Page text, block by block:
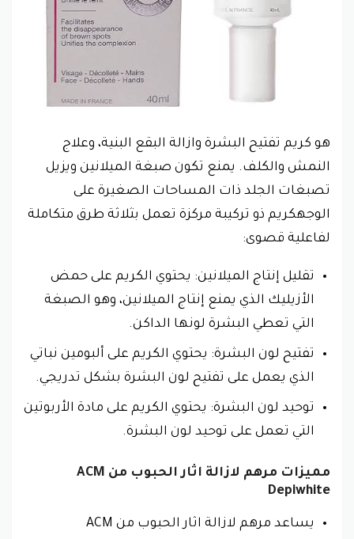
هو كريم تفتيح البشرة وازالة البقع البنية، وعلاج
النمش والكلف. يمنع تكون صبغة الميلانين ويزيل
تصبغات الجلد ذات المساحات الصغيرة على
الوجهكريم ذو تركيبة مركزة تعمل بثلاثة طرق متكاملة
لفاعلية قصوى:
تقليل إنتاج الميلانين: يحتوي الكريم على حمض
الأزيليك الذي يمنع إنتاج الميلانين، وهو الصبغة
التي تعطي البشرة لونها الداكن.
تفتيح لون البشرة: يحتوي الكريم على ألبومين نباتي
الذي يعمل على تفتيح لون البشرة بشكل تدريجي.
توحيد لون البشرة: يحتوي الكريم على مادة الأربوتين
التي تعمل على توحيد لون البشرة.
مميزات مرهم لازالة اثار الحبوب من ACM
Depiwhite
يساعد مرهم لازالة اثار الحبوب من ACM